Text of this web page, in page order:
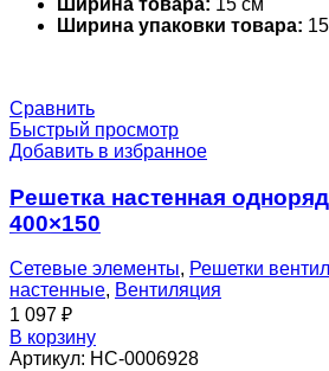
Ширина товара: 15 см
Ширина упаковки товара:
Сравнить
Быстрый просмотр
Добавить в избранное
Решетка настенная
400×150
Сетевые элементы, Решетки
настенные, Вентиляция
1 097 ₽
В корзину
Артикул: НС-0006928